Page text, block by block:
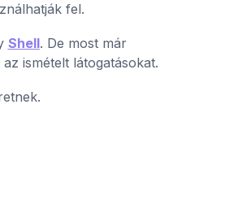
fel.
Shell. De most már
az ismételt látogatásokat.